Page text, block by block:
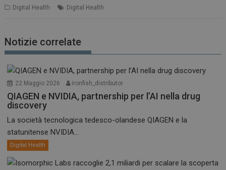
Digital Health Digital Health
Notizie correlate
22 Maggio 2026 ironfish_distributor
QIAGEN e NVIDIA, partnership per l’AI nella drug
discovery
La società tecnologica tedesco-olandese QIAGEN e la
statunitense NVIDIA...
Digital Health